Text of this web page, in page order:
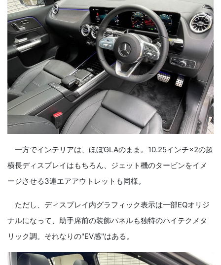
一方でインテリアは、ほぼGLAのまま。10.25インチ×2の超
横長ディスプレイはもちろん、ジェット機のタービンをイメ
ージさせる3連エアアウトレットも同様。
ただし、ディスプレイ内グラフィック表示は一部EQオリジ
ナルになって、助手席前の装飾パネルも独特のハイテクメタ
リック調。それなりの"EV感"はある。